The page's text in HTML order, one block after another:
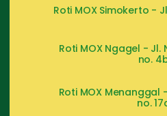
Roti MOX Simokerto -
Roti MOX Ngagel - Jl.
no.
Roti MOX Menanggal
no.